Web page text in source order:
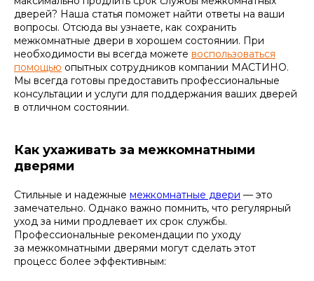
дверей? Наша статья поможет найти ответы на ваши
вопросы. Отсюда вы узнаете, как сохранить
межкомнатные двери в хорошем состоянии. При
необходимости вы всегда можете воспользоваться
помощью опытных сотрудников компании МАСТИНО.
Мы всегда готовы предоставить профессиональные
консультации и услуги для поддержания ваших дверей
в отличном состоянии.
Как ухаживать за межкомнатными
дверями
Стильные и надежные межкомнатные двери — это
замечательно. Однако важно помнить, что регулярный
уход за ними продлевает их срок службы.
Профессиональные рекомендации по уходу
за межкомнатными дверями могут сделать этот
процесс более эффективным: